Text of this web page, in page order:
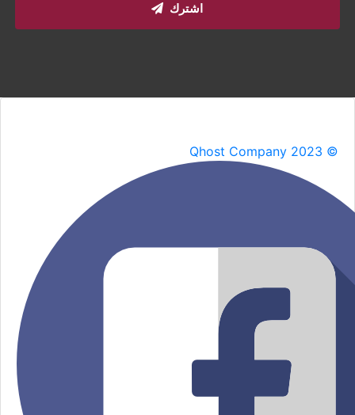
اشترك
Qhost Company 2023 ©